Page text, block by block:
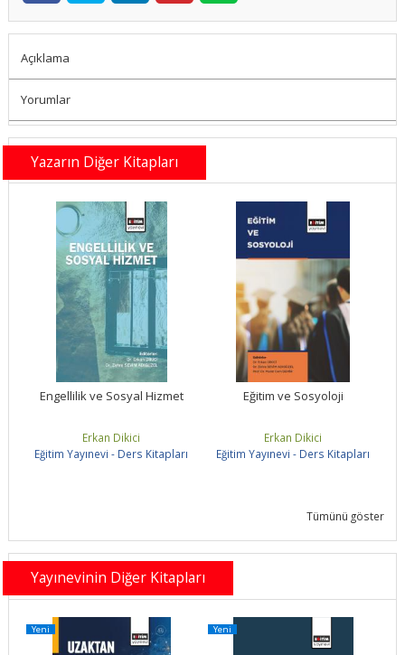
Açıklama
Yorumlar
Yazarın Diğer Kitapları
Engellilik ve Sosyal Hizmet
Erkan Dikici
Eğitim Yayınevi - Ders Kitapları
Eğitim ve Sosyoloji
Erkan Dikici
Eğitim Yayınevi - Ders Kitapları
Tümünü göster
Yayınevinin Diğer Kitapları
Yeni Yeni